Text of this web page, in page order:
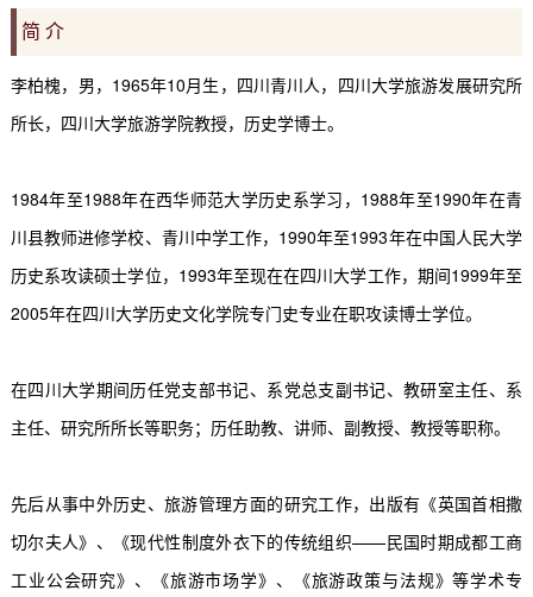
简 介
李柏槐，男， 1965年10月生，四川青川人，四川大学旅游发展研究所
所长，四川大学旅游学院教授，历史学博士。
1984年至1988年在西华师范大学历史系学习， 1988年至1990年在青
川县教师进修学校、青川中学工作， 1990年至1993年在中国人民大学
历史系攻读硕士学位， 1993年至现在在四川大学工作，期间1999年至
2005年在四川大学历史文化学院专门史专业在职攻读博士学位。
在四川大学期间历任党支部书记、系党总支副书记、教研室主任、系
主任、研究所所长等职务；历任助教、讲师、副教授、教授等职称。
先后从事中外历史、旅游管理方面的研究工作，出版有《英国首相撒
切尔夫人》、《现代性制度外衣下的传统组织——民国时期成都工商
工业公会研究》、《旅游市场学》、《旅游政策与法规》等学术专